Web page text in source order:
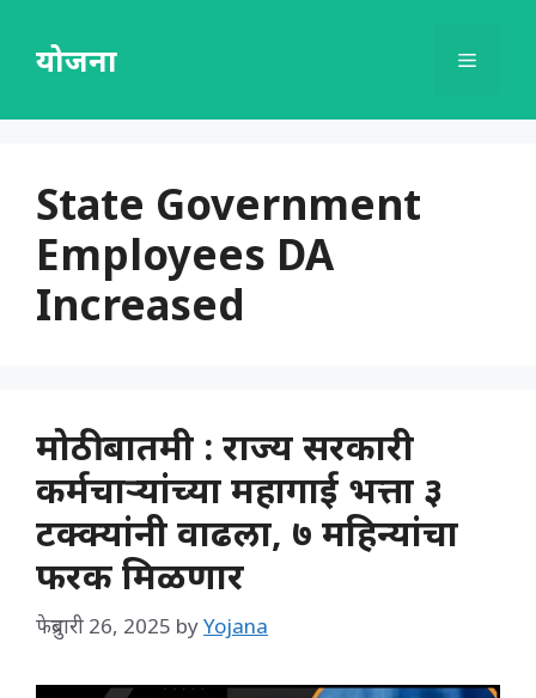
contentयोजना Menu
State Government
Employees DA
Increased
मोठी बातमी : राज्य सरकारी
कर्मचाऱ्यांच्या महागाई भत्ता ३
टक्क्यांनी वाढला, ७ महिन्यांचा
फरक मिळणार
फेब्रुवारी 26, 2025 byYojana